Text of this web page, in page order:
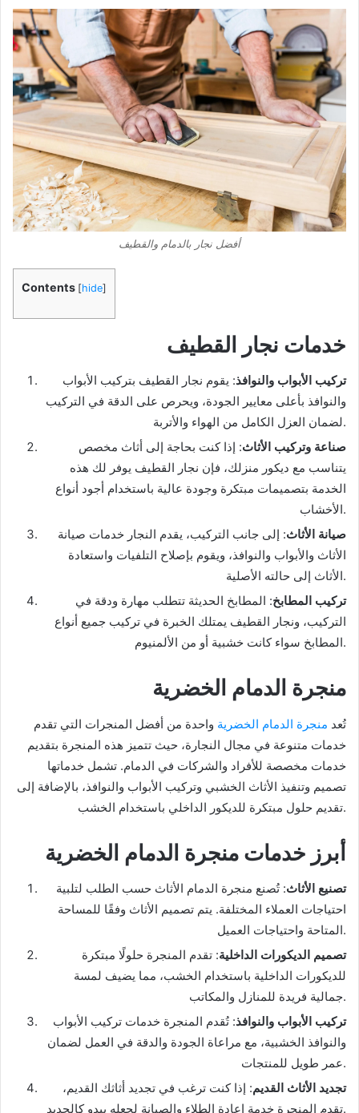
أفضل نجار بالدمام والقطيف
Contents [hide]
خدمات نجار القطيف
تركيب الأبواب والنوافذ: يقوم نجار القطيف بتركيب الأبواب
والنوافذ بأعلى معايير الجودة، ويحرص على الدقة في التركيب
لضمان العزل الكامل من الهواء والأتربة.
صناعة وتركيب الأثاث: إذا كنت بحاجة إلى أثاث مخصص
يتناسب مع ديكور منزلك، فإن نجار القطيف يوفر لك هذه
الخدمة بتصميمات مبتكرة وجودة عالية باستخدام أجود أنواع
الأخشاب.
صيانة الأثاث: إلى جانب التركيب، يقدم النجار خدمات صيانة
الأثاث والأبواب والنوافذ، ويقوم بإصلاح التلفيات واستعادة
الأثاث إلى حالته الأصلية.
تركيب المطابخ: المطابخ الحديثة تتطلب مهارة ودقة في
التركيب، ونجار القطيف يمتلك الخبرة في تركيب جميع أنواع
المطابخ سواء كانت خشبية أو من الألمنيوم.
منجرة الدمام الخضرية
تُعد منجرة الدمام الخضرية واحدة من أفضل المنجرات التي تقدم
خدمات متنوعة في مجال النجارة، حيث تتميز هذه المنجرة بتقديم
خدمات مخصصة للأفراد والشركات في الدمام. تشمل خدماتها
تصميم وتنفيذ الأثاث الخشبي وتركيب الأبواب والنوافذ، بالإضافة إلى
تقديم حلول مبتكرة للديكور الداخلي باستخدام الخشب.
أبرز خدمات منجرة الدمام الخضرية
تصنيع الأثاث: تُصنع منجرة الدمام الأثاث حسب الطلب لتلبية
احتياجات العملاء المختلفة. يتم تصميم الأثاث وفقًا للمساحة
المتاحة واحتياجات العميل.
تصميم الديكورات الداخلية: تقدم المنجرة حلولًا مبتكرة
للديكورات الداخلية باستخدام الخشب، مما يضيف لمسة
جمالية فريدة للمنازل والمكاتب.
تركيب الأبواب والنوافذ: تُقدم المنجرة خدمات تركيب الأبواب
والنوافذ الخشبية، مع مراعاة الجودة والدقة في العمل لضمان
عمر طويل للمنتجات.
تجديد الأثاث القديم: إذا كنت ترغب في تجديد أثاثك القديم،
تقدم المنجرة خدمة إعادة الطلاء والصيانة لجعله يبدو كالجديد.